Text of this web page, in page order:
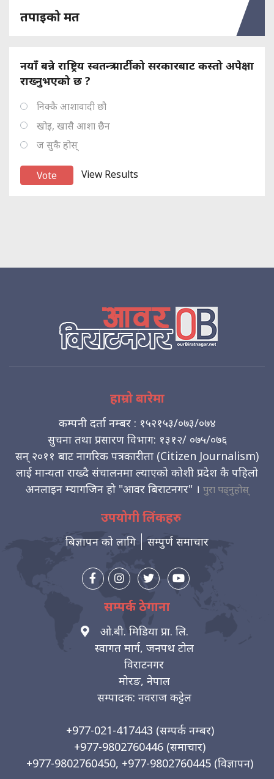
तपाइको मत
नयाँ बन्ने राष्ट्रिय स्वतन्त्र पार्टीको सरकारबाट कस्तो अपेक्षा
राख्नुभएको छ ?
निक्कै आशावादी छौ
खोइ, खासै आशा छैन
ज सुकै होस्
View Results
हाम्रो बारेमा
कम्पनी दर्ता नम्बर : १५२१५३/०७३/०७४
सुचना तथा प्रसारण विभाग: १३१२/ ०७५/०७६
सन् २०११ बाट नागरिक पत्रकारीता (Citizen Journalism)
लाई मान्यता राख्दै संचालनमा ल्याएको कोशी प्रदेश कै पहिलो
अनलाइन म्यागजिन हो "आवर बिराटनगर" । पुरा पढ्नुहोस्
उपयोगी लिंकहरु
बिज्ञापन को लागि सम्पुर्ण समाचार
सम्पर्क ठेगाना
ओ.बी. मिडिया प्रा. लि.
स्वागत मार्ग, जनपथ टोल
विराटनगर
मोरङ, नेपाल
सम्पादक: नवराज कट्टेल
+977-021-417443 (सम्पर्क नम्बर)
+977-9802760446 (समाचार)
+977-9802760450, +977-9802760445 (विज्ञापन)